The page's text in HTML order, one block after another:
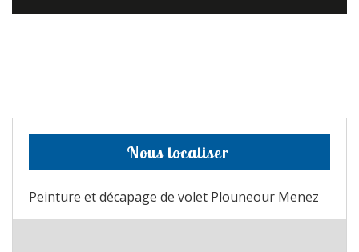
Nous localiser
Peinture et décapage de volet Plouneour Menez